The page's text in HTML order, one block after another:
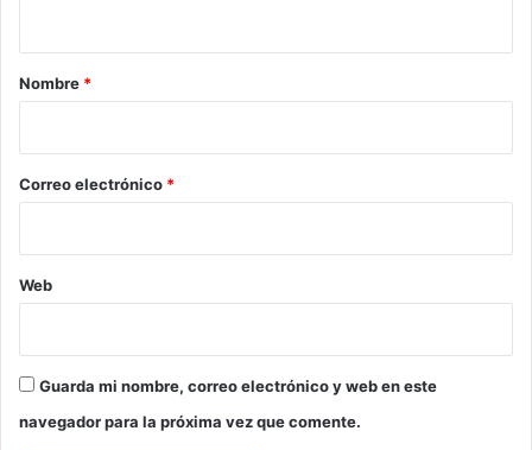
r
*
Nombre *
Correo electrónico *
Web
Guarda mi nombre, correo electrónico y web en este
navegador para la próxima vez que comente.